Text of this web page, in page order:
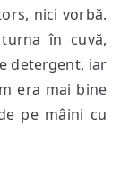
nici vorbă.
în cuvă,
detergent, iar
era mai bine
pe mâini cu